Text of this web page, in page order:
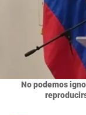
No podemos